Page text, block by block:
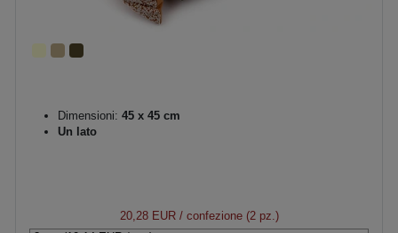
Dimensioni: 45 x 45 cm
Un lato
20,28 EUR/ confezione (2 pz.)